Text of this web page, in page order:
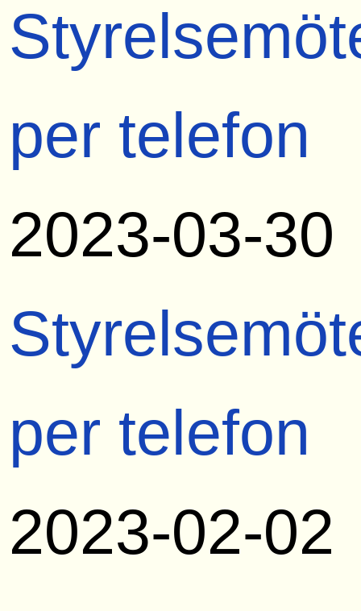
per telefon
2023-03-30
per telefon
2023-02-02